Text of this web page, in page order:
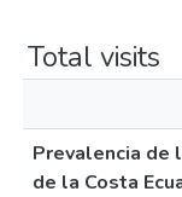
Total visits
Prevalencia de
de la Costa